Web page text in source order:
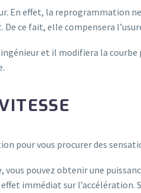
En effet, la reprogrammation
ce fait, elle compensera
et il modifiera la
pour vous procurer des
pouvez obtenir une
immédiat sur l’accélération.